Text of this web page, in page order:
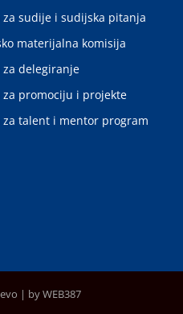
za sudije i sudijska pitanja
materijalna komisija
za delegiranje
za promociju i projekte
za talent i mentor program
| by WEB387